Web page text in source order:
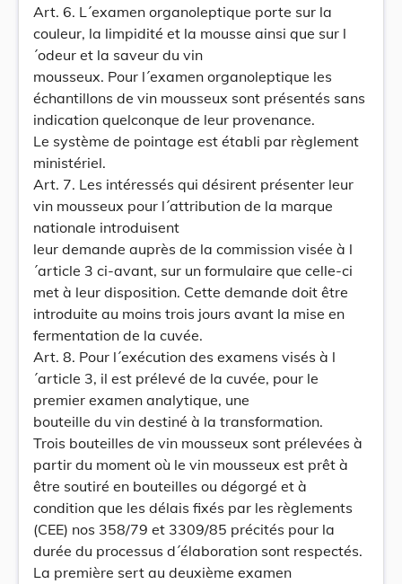
Art. 6. L´examen organoleptique porte sur la
couleur, la limpidité et la mousse ainsi que sur l
´odeur et la saveur du vin
mousseux. Pour l´examen organoleptique les
échantillons de vin mousseux sont présentés sans
indication quelconque de leur provenance.
Le système de pointage est établi par règlement
ministériel.
Art. 7. Les intéressés qui désirent présenter leur
vin mousseux pour l´attribution de la marque
nationale introduisent
leur demande auprès de la commission visée à l
´article 3 ci-avant, sur un formulaire que celle-ci
met à leur disposition. Cette demande doit être
introduite au moins trois jours avant la mise en
fermentation de la cuvée.
Art. 8. Pour l´exécution des examens visés à l
´article 3, il est prélevé de la cuvée, pour le
premier examen analytique, une
bouteille du vin destiné à la transformation.
Trois bouteilles de vin mousseux sont prélevées à
partir du moment où le vin mousseux est prêt à
être soutiré en bouteilles ou dégorgé et à
condition que les délais fixés par les règlements
(CEE) nos 358/79 et 3309/85 précités pour la
durée du processus d´élaboration sont respectés.
La première sert au deuxième examen